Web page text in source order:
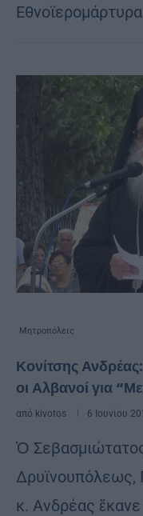
Μητροπόλεις
Κονίτσης
οι Αλβανοί για
από kivotos 6 Ιουνίου
Ὁ
Δρυϊνουπόλεως,
κ. Ανδρέας